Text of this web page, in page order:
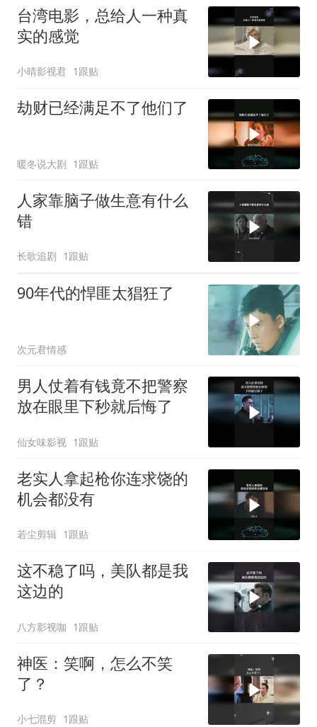
台湾电影，总给人一种真
实的感觉
小晴影视君 1跟贴
劫财已经满足不了他们了
暖冬说大剧 1跟贴
人家靠脑子做生意有什么
错
长歌追剧 1跟贴
90年代的悍匪太猖狂了
次元君情感
男人仗着有钱竟不把警察
放在眼里下秒就后悔了
仙女味影视 1跟贴
老实人拿起枪你连求饶的
机会都没有
若尘剪辑 1跟贴
这不稳了吗，美队都是我
这边的
八方影视咖 1跟贴
神医：笑啊，怎么不笑
了？
小七混剪 1跟贴